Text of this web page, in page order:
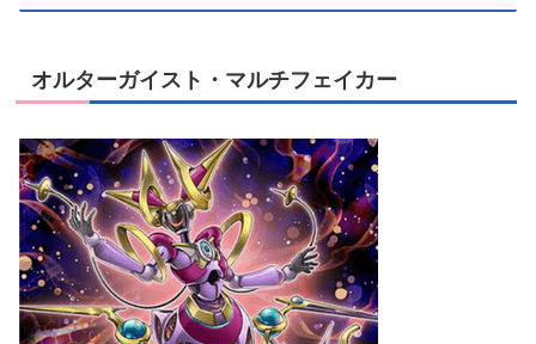
オルターガイスト・マルチフェイカー